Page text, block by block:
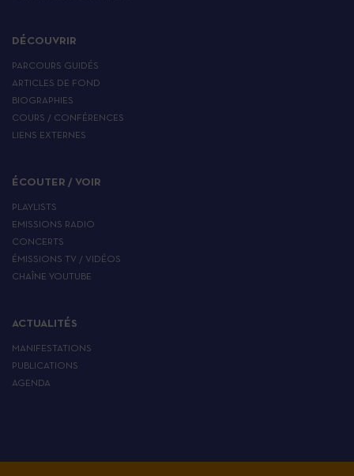
DÉCOUVRIR
PARCOURS GUIDÉS
ARTICLES DE FOND
BIOGRAPHIES
COURS / CONFÉRENCES
LIENS EXTERNES
ÉCOUTER / VOIR
PLAYLISTS
EMISSIONS RADIO
CONCERTS
ÉMISSIONS TV / VIDÉOS
CHAÎNE YOUTUBE
ACTUALITÉS
MANIFESTATIONS
PUBLICATIONS
AGENDA